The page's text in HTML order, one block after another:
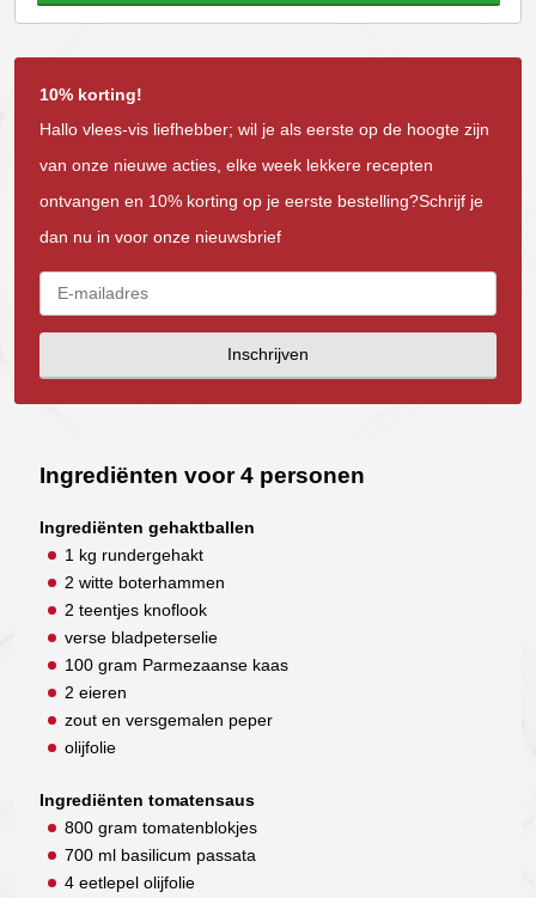
10% korting!
Hallo vlees-vis liefhebber; wil je als eerste op de hoogte zijn
van onze nieuwe acties, elke week lekkere recepten
ontvangen en 10% korting op je eerste bestelling?Schrijf je
dan nu in voor onze nieuwsbrief
Inschrijven
Ingrediënten voor 4 personen
Ingrediënten gehaktballen
1 kg rundergehakt
2 witte boterhammen
2 teentjes knoflook
verse bladpeterselie
100 gram Parmezaanse kaas
2 eieren
zout en versgemalen peper
olijfolie
Ingrediënten tomatensaus
800 gram tomatenblokjes
700 ml basilicum passata
4 eetlepel olijfolie